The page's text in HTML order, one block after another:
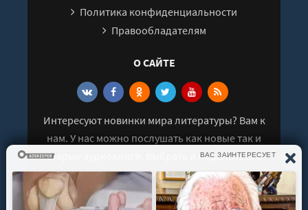
Политика конфиденциальности
Правообладателям
О САЙТЕ
Интересуют новинки мира литературы? Вам к
нам. У нас можно послушать как новые так и
старые аудиокниги. Выбрать и поделиться с
друзьями лучшими аудиокнигами!